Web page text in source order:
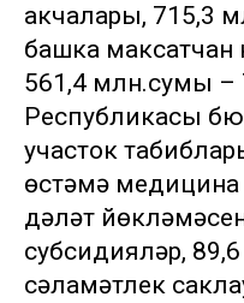
акчалары, 715,3
башка
561,4 млн.сумы –
Республикасы
участок
өстәмә медицина
дәүләт
субсидияләр,
сәламәтлек